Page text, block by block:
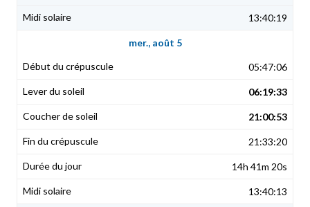
13:40:19
mer., août 5
05:47:06
06:19:33
21:00:53
21:33:20
14h 41m 20s
13:40:13